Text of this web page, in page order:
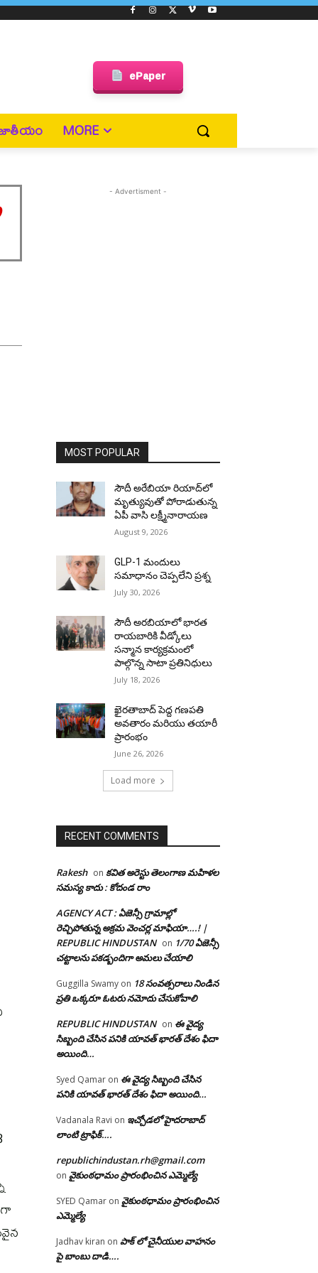
ePaper
MORE
- Advertisment -
MOST POPULAR
సౌదీ అరేబియా రియాద్‌లో
మృత్యువుతో పోరాడుతున్న
ఏపీ వాసి లక్ష్మీనారాయణ
August 9, 2026
GLP-1 మందులు
సమాధానం చెప్పలేని ప్రశ్న
July 30, 2026
సౌదీ అరబియాలో భారత
రాయబారికి వీడ్కోలు
సన్మాన కార్యక్రమంలో
పాల్గొన్న సాటా ప్రతినిధులు
July 18, 2026
ఖైరతాబాద్ పెద్ద గణపతి
అవతారం మరియు తయారీ
ప్రారంభం
June 26, 2026
Load more
RECENT COMMENTS
Rakesh on కవిత అరెస్టు తెలంగాణ మహిళల
సమస్య కాదు : కోదండ రాం
AGENCY ACT : ఏజెన్సీ గ్రామాల్లో
రెచ్చిపోతున్న అక్రమ వెంచర్ల మాఫియా….! |
REPUBLIC HINDUSTAN on 1/70 ఏజెన్సీ
చట్టాలను పకడ్బందిగా అమలు చేయాలి
Guggilla Swamy on 18 సంవత్సరాలు నిండిన
ప్రతి ఒక్కరూ ఓటరు నమోదు చేసుకోవాలి
REPUBLIC HINDUSTAN on ఈ వైద్య
సిబ్బంది చేసిన పనికి యావత్ భారత్ దేశం ఫిదా
అయింది…
Syed Qamar on ఈ వైద్య సిబ్బంది చేసిన
పనికి యావత్ భారత్ దేశం ఫిదా అయింది…
Vadanala Ravi on ఇచ్చోడలో హైదరాబాద్
లాంటి ట్రాఫిక్….
republichindustan.rh@gmail.com
on వైకుంఠధామం ప్రారంభించిన ఎమ్మెల్యే
SYED Qamar on వైకుంఠధామం ప్రారంభించిన
ఎమ్మెల్యే
Jadhav kiran on పాక్ లో చైనీయుల వాహనం
పై బాంబు దాడి….